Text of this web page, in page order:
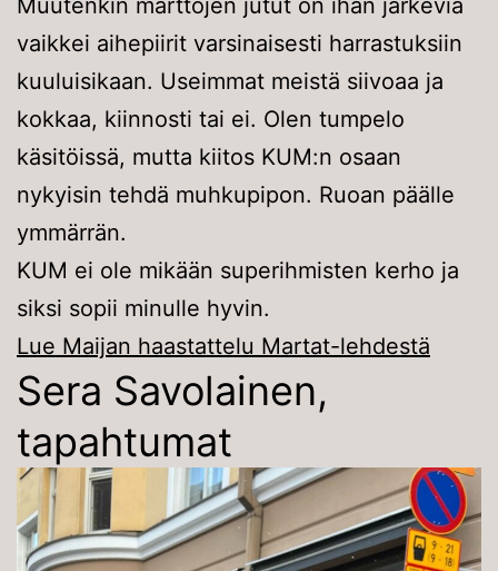
vaikkei aihepiirit varsinaisesti harrastuksiin
kuuluisikaan. Useimmat meistä siivoaa ja
kokkaa, kiinnosti tai ei. Olen tumpelo
käsitöissä, mutta kiitos KUM:n osaan
nykyisin tehdä muhkupipon. Ruoan päälle
ymmärrän.
KUM ei ole mikään superihmisten kerho ja
siksi sopii minulle hyvin.
Lue Maijan haastattelu Martat-lehdestä
Sera Savolainen,
tapahtumat